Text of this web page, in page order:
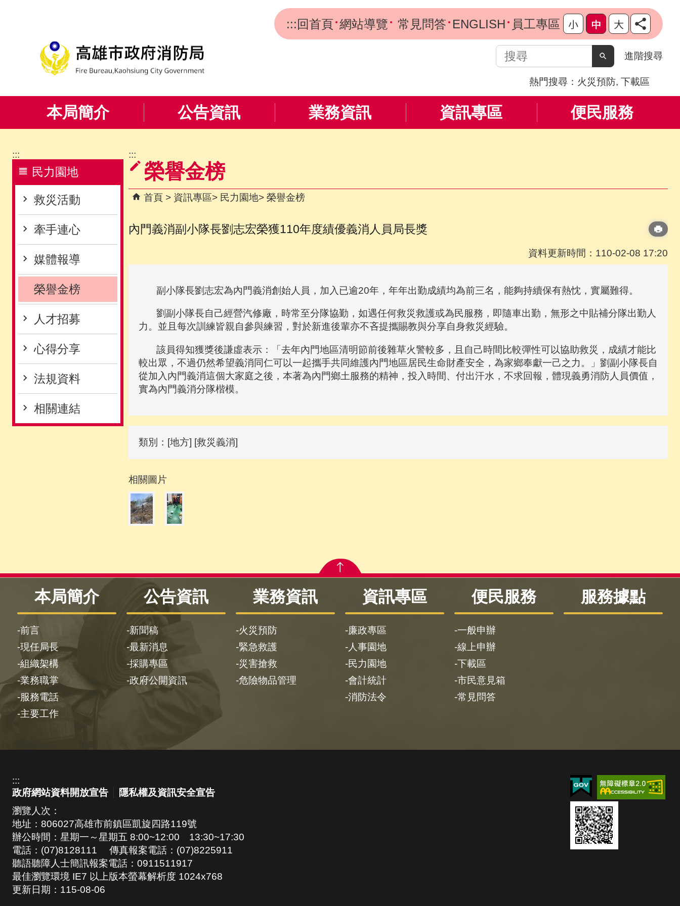
:::回首頁 網站導覽 常見問答 ENGLISH 員工專區
搜
尋
進階搜尋
熱門搜尋： 火災預防 下載區
本局簡介 公告資訊 業務資訊 資訊專區 便民服務
:::
民力園地
救災活動
牽手連心
媒體報導
榮譽金榜
人才招募
心得分享
法規資料
相關連結
:::
榮譽金榜
首頁 資訊專區 民力園地 榮譽金榜
內門義消副小隊長劉志宏榮獲110年度績優義消人員局長獎
資料更新時間：110-02-08 17:20
副小隊長劉志宏為內門義消創始人員，加入已逾20年，年年出勤成績均為前三名，能夠持續保有熱忱，實屬難得。
劉副小隊長自己經營汽修廠，時常至分隊協勤，如遇任何救災救護或為民服務，即隨車出勤，無形之中貼補分隊出勤人
力。並且每次訓練皆親自參與練習，對於新進後輩亦不吝提攜賜教與分享自身救災經驗。
該員得知獲獎後謙虛表示：「去年內門地區清明節前後雜草火警較多，且自己時間比較彈性可以協助救災，成績才能比
較出眾，不過仍然希望義消同仁可以一起攜手共同維護內門地區居民生命財產安全，為家鄉奉獻一己之力。」劉副小隊長自
從加入內門義消這個大家庭之後，本著為內門鄉土服務的精神，投入時間、付出汗水，不求回報，體現義勇消防人員價值，
實為內門義消分隊楷模。
類別：[地方] [救災義消]
相關圖片
本局簡介
前言
現任局長
組織架構
業務職掌
服務電話
主要工作
公告資訊
新聞稿
最新消息
採購專區
政府公開資訊
業務資訊
火災預防
緊急救護
災害搶救
危險物品管理
資訊專區
廉政專區
人事園地
民力園地
會計統計
消防法令
便民服務
一般申辦
線上申辦
下載區
市民意見箱
常見問答
服務據點
:::
政府網站資料開放宣告
隱私權及資訊安全宣告
瀏覽人次：
地址：806027高雄市前鎮區凱旋四路119號
辦公時間：星期一～星期五 8:00~12:00 13:30~17:30
電話：(07)8128111 傳真報案電話：(07)8225911
聽語聽障人士簡訊報案電話：0911511917
最佳瀏覽環境 IE7 以上版本螢幕解析度 1024x768
更新日期： 115-08-06